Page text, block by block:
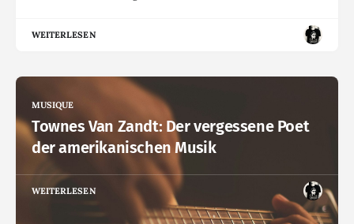
WEITERLESEN
MUSIQUE
Townes Van Zandt: Der vergessene Poet
der amerikanischen Musik
WEITERLESEN